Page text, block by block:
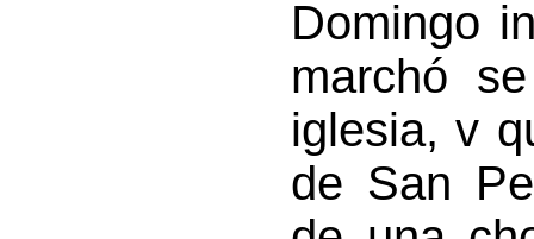
Domingo
marchó
iglesia, v
de San